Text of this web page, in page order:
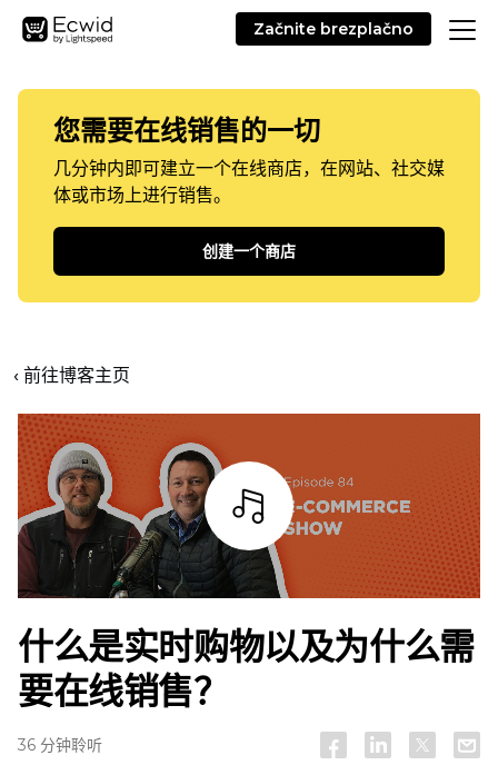
Začnite brezplačno
您需要在线销售的一切
几分钟内即可建立一个在线商店，在网站、社交媒
体或市场上进行销售。
创建一个商店
‹ 前往博客主页
试听
什么是实时购物以及为什么需
要在线销售？
36 分钟聆听